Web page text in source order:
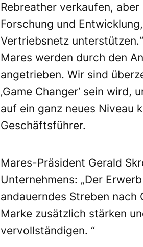
Rebreather verkaufen,
Forschung und
Vertriebsnetz
Mares werden durch den
angetrieben. Wir sind
‚Game Changer‘ sein wird,
auf ein ganz neues Niveau
Geschäftsführer.
Mares-Präsident Gerald
Unternehmens: „Der
andauerndes Streben
Marke zusätzlich stärken
vervollständigen. “